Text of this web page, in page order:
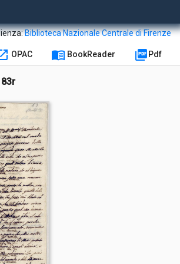
Biblioteca Nazionale Centrale di Firenze
OPAC menu_book BookReader picture_as_pdf Pdf